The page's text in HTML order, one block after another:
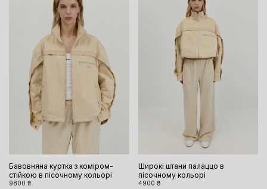
Бавовняна куртка з коміром-
стійкою в пісочному кольорі
9800 ₴
Широкі штани палаццо в
пісочному кольорі
4900 ₴